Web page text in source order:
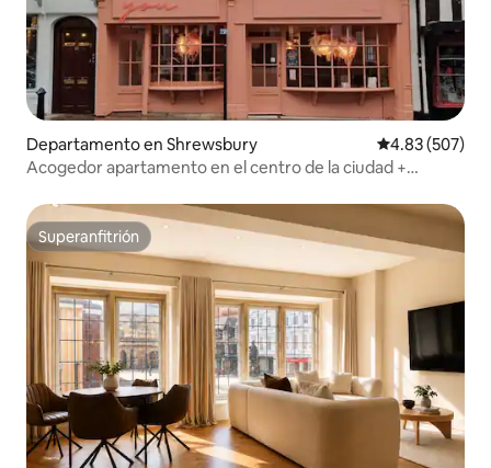
Departamento en Shrewsbury Calificación
4.83 (507)
Acogedor apartamento en el centro de la ciudad +
Superanfitrión
Superanfitrión